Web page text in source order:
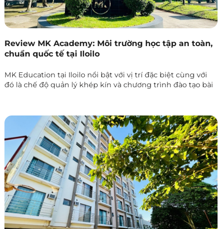
Review MK Academy: Môi trường học tập an toàn,
chuẩn quốc tế tại Iloilo
MK Education tại Iloilo nổi bật với vị trí đặc biệt cùng với
đó là chế độ quản lý khép kín và chương trình đào tạo bài